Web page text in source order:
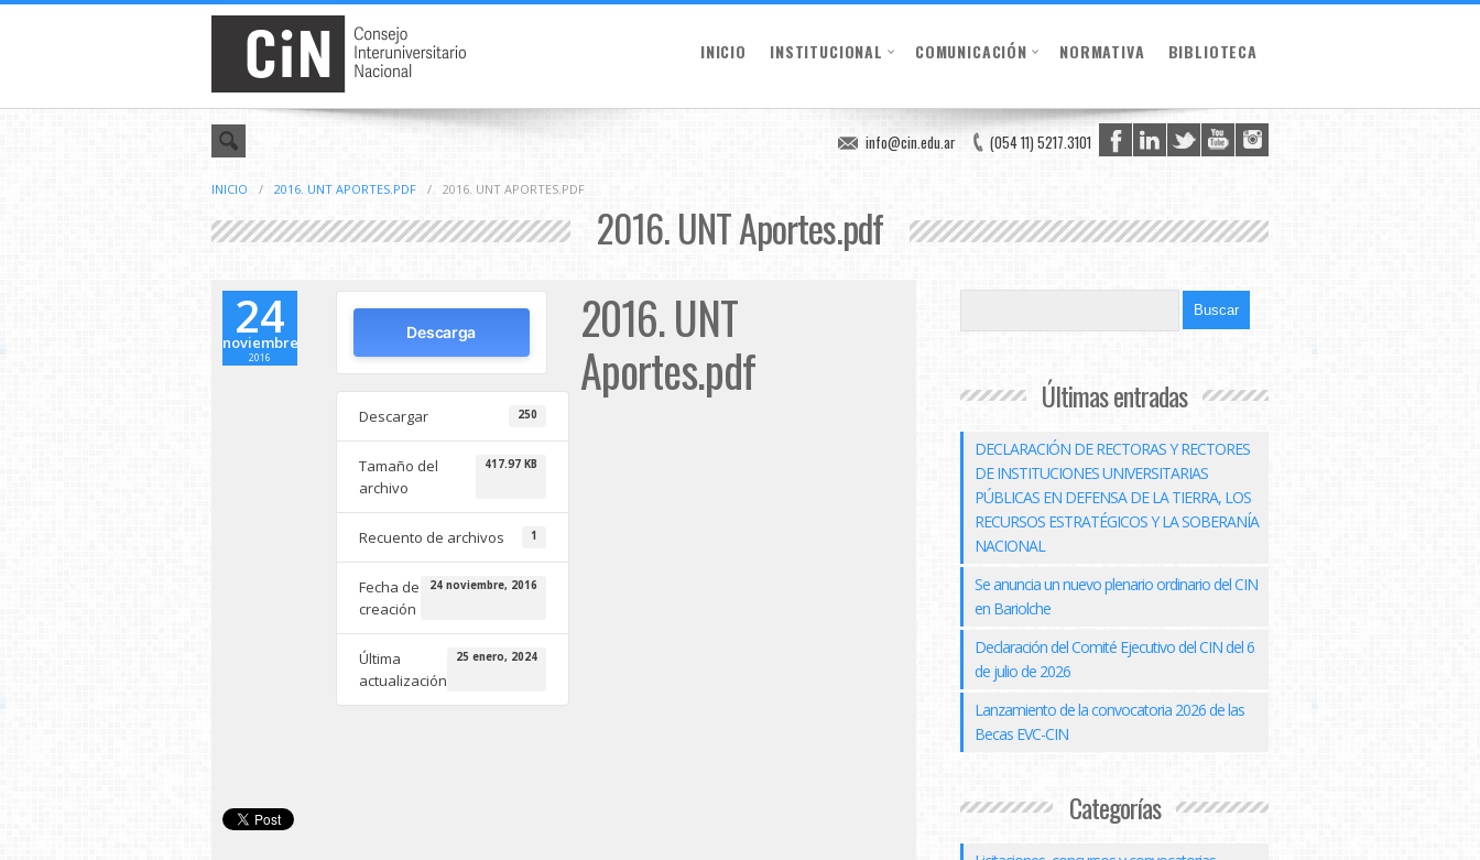
INICIO INSTITUCIONAL COMUNICACIÓN NORMATIVA BIBLIOTECA
(054 11) 5217.3101
info@cin.edu.ar
INICIO / 2016. UNT APORTES.PDF / 2016. UNT APORTES.PDF
2016. UNT Aportes.pdf
24
noviembre
2016
Descarga
Descargar 250
Tamaño del
archivo
417.97 KB
Recuento de archivos 1
Fecha de
creación
24 noviembre, 2016
Última
actualización
25 enero, 2024
2016. UNT
Aportes.pdf
Últimas entradas
DECLARACIÓN DE RECTORAS Y RECTORES
DE INSTITUCIONES UNIVERSITARIAS
PÚBLICAS EN DEFENSA DE LA TIERRA, LOS
RECURSOS ESTRATÉGICOS Y LA SOBERANÍA
NACIONAL
Se anuncia un nuevo plenario ordinario del CIN
en Bariolche
Declaración del Comité Ejecutivo del CIN del 6
de julio de 2026
Lanzamiento de la convocatoria 2026 de las
Becas EVC-CIN
Categorías